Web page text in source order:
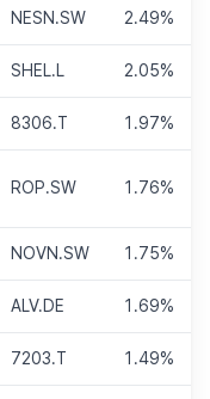
NESN.SW 2.49%
SHEL.L 2.05%
8306.T 1.97%
ROP.SW 1.76%
NOVN.SW 1.75%
ALV.DE 1.69%
7203.T 1.49%